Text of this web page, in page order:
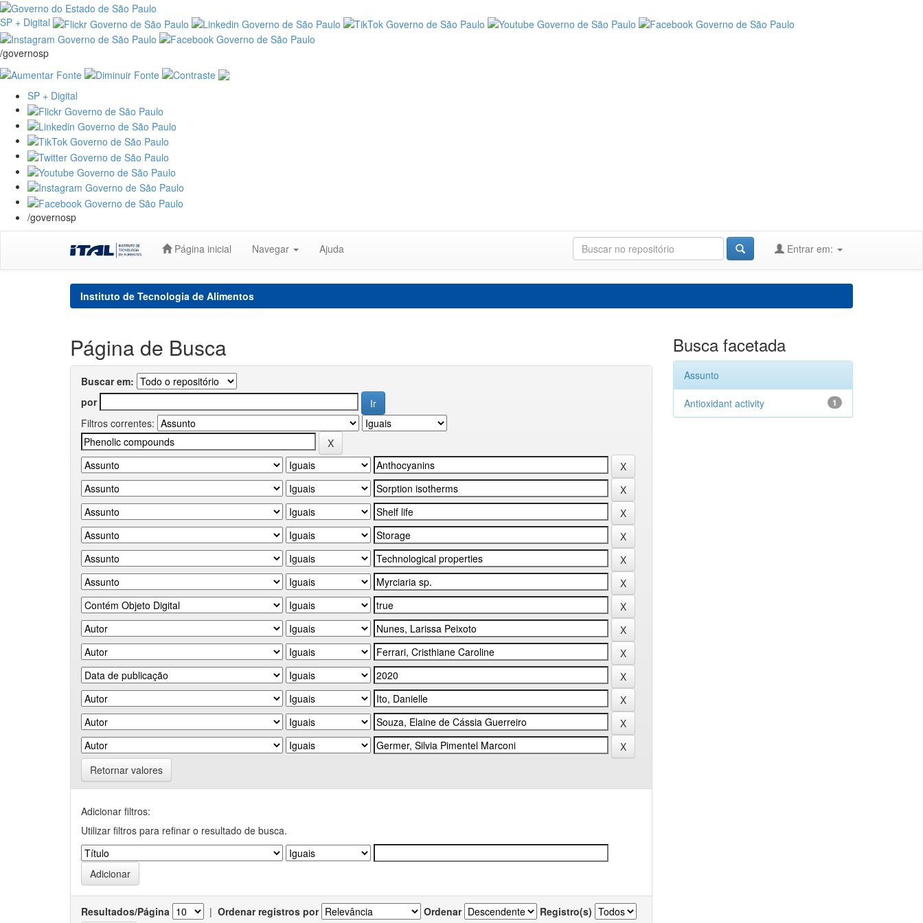
SP + Digital
/governosp
SP + Digital
/governosp
Página inicial Navegar Ajuda Entrar em:
Instituto de Tecnologia de Alimentos
Página de Busca
Buscar em:
por
Filtros correntes:
Retornar valores
Adicionar filtros:
Utilizar filtros para refinar o resultado de busca.
Resultados/Página | Ordenar registros por Ordenar Registro(s)
Busca facetada
Assunto
1
Antioxidant activity